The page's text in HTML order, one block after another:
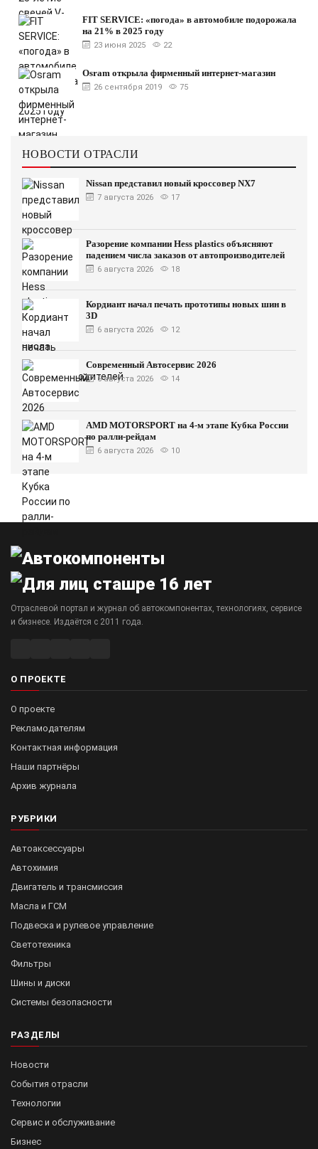
FIT SERVICE: «погода» в автомобиле подорожала
на 21% в 2025 году
23 июня 2025 22
Osram открыла фирменный интернет-магазин
26 сентября 2019 75
НОВОСТИ ОТРАСЛИ
Nissan представил новый кроссовер NX7
7 августа 2026 17
Разорение компании Hess plastics объясняют
падением числа заказов от автопроизводителей
6 августа 2026 18
Кордиант начал печать прототипы новых шин в
3D
6 августа 2026 12
Современный Автосервис 2026
6 августа 2026 14
AMD MOTORSPORT на 4-м этапе Кубка России
по ралли-рейдам
6 августа 2026 10
Отраслевой портал и журнал об автокомпонентах, технологиях, сервисе
и бизнесе. Издаётся с 2011 года.
О ПРОЕКТЕ
О проекте
Рекламодателям
Контактная информация
Наши партнёры
Архив журнала
РУБРИКИ
Автоаксессуары
Автохимия
Двигатель и трансмиссия
Масла и ГСМ
Подвеска и рулевое управление
Светотехника
Фильтры
Шины и диски
Системы безопасности
РАЗДЕЛЫ
Новости
События отрасли
Технологии
Сервис и обслуживание
Бизнес